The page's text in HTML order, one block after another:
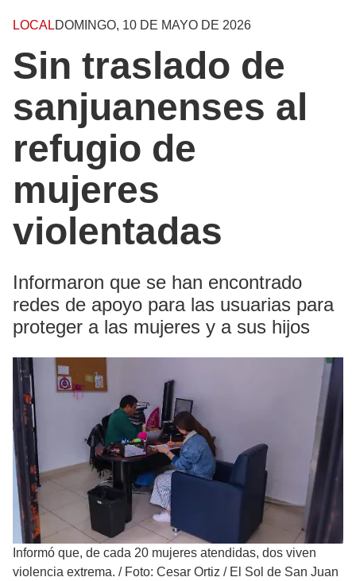
LOCALDOMINGO, 10 DE MAYO DE 2026
Sin traslado de
sanjuanenses al
refugio de
mujeres
violentadas
Informaron que se han encontrado
redes de apoyo para las usuarias para
proteger a las mujeres y a sus hijos
Informó que, de cada 20 mujeres atendidas, dos viven
violencia extrema. / Foto: Cesar Ortiz / El Sol de San Juan